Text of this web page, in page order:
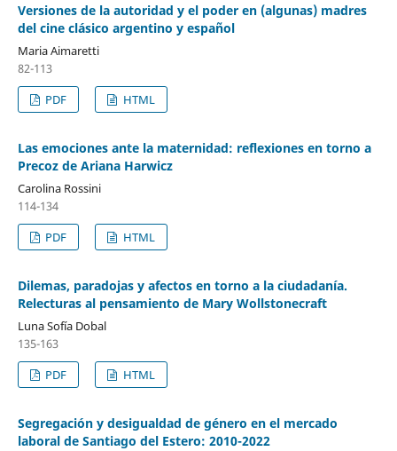
Versiones de la autoridad y el poder en (algunas) madres
del cine clásico argentino y español
Maria Aimaretti
82-113
PDF
HTML
Las emociones ante la maternidad: reflexiones en torno a
Precoz de Ariana Harwicz
Carolina Rossini
114-134
PDF
HTML
Dilemas, paradojas y afectos en torno a la ciudadanía.
Relecturas al pensamiento de Mary Wollstonecraft
Luna Sofía Dobal
135-163
PDF
HTML
Segregación y desigualdad de género en el mercado
laboral de Santiago del Estero: 2010-2022